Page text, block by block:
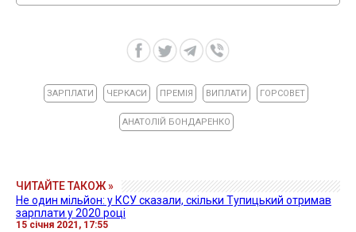
ЗАРПЛАТИ ЧЕРКАСИ ПРЕМІЯ ВИПЛАТИ ГОРСОВЕТ
АНАТОЛІЙ БОНДАРЕНКО
ЧИТАЙТЕ ТАКОЖ »
Не один мільйон: у КСУ сказали, скільки Тупицький отримав
зарплати у 2020 році
15 січня 2021, 17:55